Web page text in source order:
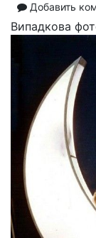
Добавить
Випадкова